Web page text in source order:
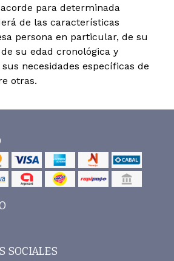
para determinada
de las características
persona en particular, de su
su edad cronológica y
necesidades específicas de
otras.
SOCIALES